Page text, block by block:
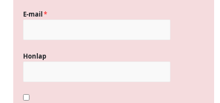
E-mail*
Honlap